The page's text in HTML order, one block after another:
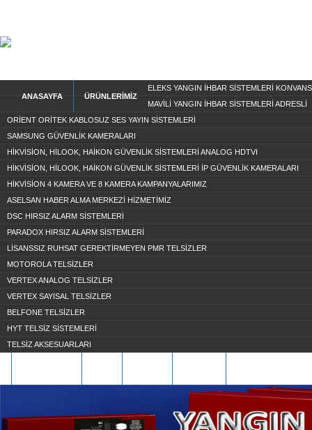
ANASAYFA ÜRÜNLERİMİZ
ELEKS YANGIN İHBAR SİSTEMLERİ
MAVİLİ YANGIN İHBAR SİSTEMLERİ ADRESLİ
ORİENT ORİTEK KABLOSUZ SES YAYIN SİSTEMLERİ
SAMSUNG GÜVENLİK KAMERALARI
HİKVİSİON, HİLOOK, HAİKON GÜVENLİK SİSTEMLERİ ANALOG HDTVI
HİKVİSİON, HİLOOK, HAİKON GÜVENLİK SİSTEMLERİ İP GÜVENLİK KAMERALARI
HİKVİSİON 4 KAMERA VE 8 KAMERA KAMPANYALARIMIZ
ASELSAN HABER ALMA MERKEZİ HİZMETİMİZ
DSC HIRSIZ ALARM SİSTEMLERİ
PARADOX HIRSIZ ALARM SİSTEMLERİ
LİSANSSIZ RUHSAT GEREKTİRMEYEN PMR TELSİZLER
MOTOROLA TELSİZLER
VERTEX ANALOG TELSİZLER
VERTEX SAYISAL TELSİZLER
BELFONE TELSİZLER
HYT TELSİZ SİSTEMLERİ
TELSİZ AKSESUARLARI